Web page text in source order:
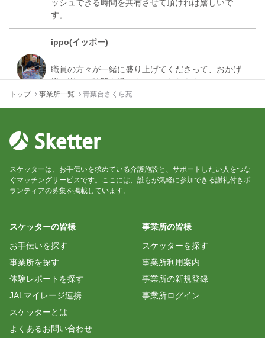
ッシュできる時間を共有させて頂ければ嬉しいで
ippo(イッポー)
職員の方々が一緒に盛り上げてくださって、おかげ
様で楽しい時間を過ごさせていただきました。
本日はお世話様でした。
丁寧に対応下さいまして、又、スタッフ様にも沢山
ご協力を頂きまして、安心して実施できました。
いたしました。
とうこ
今日はありがとうございました。スタッフの方も一
緒に盛り上げていただいて、あっという間に時間が
過ぎ、とても楽しい時間でした。
トップ 事業所一覧 青葉台さくら苑
スケッターは、お手伝いを求めている介護施設と、サポートしたい人をつな
ぐマッチングサービスです。ここには、誰もが気軽に参加できる謝礼付きボ
ランティアの募集を掲載しています。
スケッターの皆様
お手伝いを探す
事業所を探す
体験レポートを探す
JALマイレージ連携
スケッターとは
よくあるお問い合わせ
事業所の皆様
スケッターを探す
事業所利用案内
事業所の新規登録
事業所ログイン